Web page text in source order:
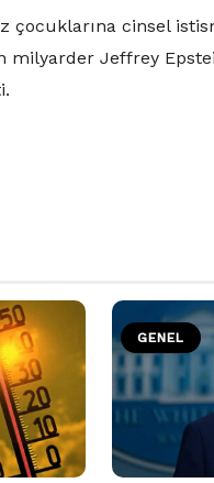
çocuklarına cinsel
Jeffrey
GENEL